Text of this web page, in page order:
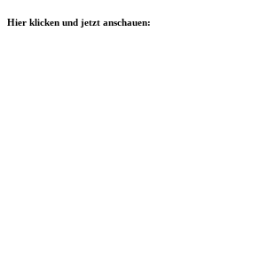
Hier klicken und jetzt anschauen: